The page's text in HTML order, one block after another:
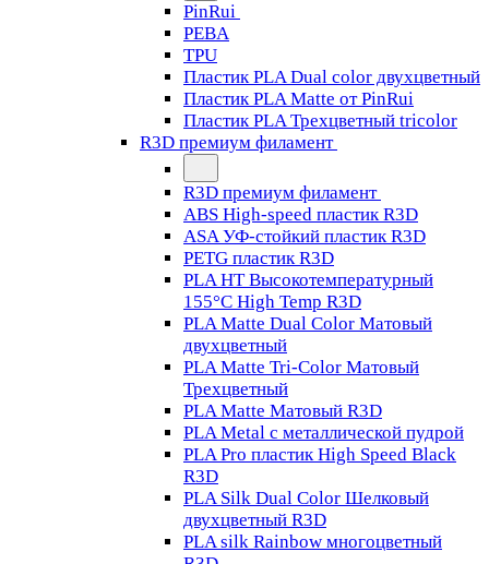
PinRui
PEBA
TPU
Пластик PLA Dual color двухцветный
Пластик PLA Matte от PinRui
Пластик PLA Трехцветный tricolor
R3D премиум филамент
R3D премиум филамент
ABS High-speed пластик R3D
ASA УФ-стойкий пластик R3D
PETG пластик R3D
PLA HT Высокотемпературный
155°C High Temp R3D
PLA Matte Dual Color Матовый
двухцветный
PLA Matte Tri-Color Матовый
Трехцветный
PLA Matte Матовый R3D
PLA Metal с металлической пудрой
PLA Pro пластик High Speed Black
R3D
PLA Silk Dual Color Шелковый
двухцветный R3D
PLA silk Rainbow многоцветный